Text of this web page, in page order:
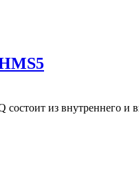
из внутреннего